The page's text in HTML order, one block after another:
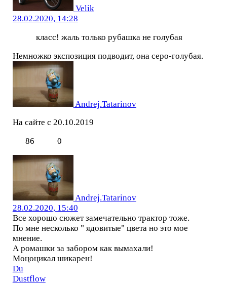
Velik
28.02.2020, 14:28
класс! жаль только рубашка не голубая
Немножко экспозиция подводит, она серо-голубая.
Andrej.Tatarinov
На сайте с 20.10.2019
86
0
Andrej.Tatarinov
28.02.2020, 15:40
Все хорошо сюжет замечательно трактор тоже.
По мне несколько " ядовитые" цвета но это мое
мнение.
А ромашки за забором как вымахали!
Моцоцикал шикарен!
Du
Dustflow